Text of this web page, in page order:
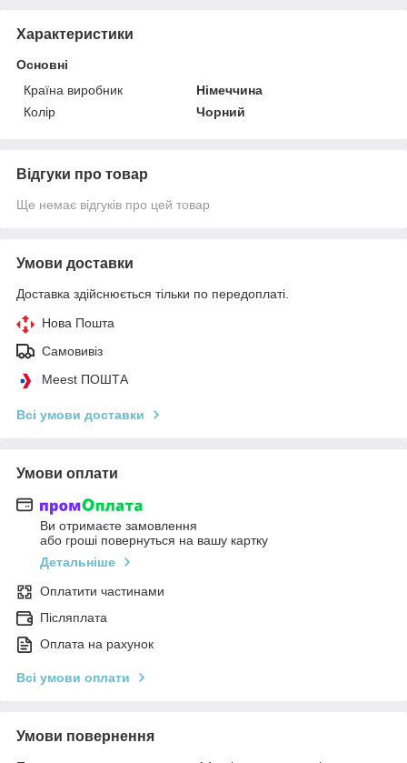
Характеристики
Основні
Країна виробник
Німеччина
Колір
Чорний
Відгуки про товар
Ще немає відгуків про цей товар
Умови доставки
Доставка здійснюється тільки по передоплаті.
Нова Пошта
Самовивіз
Meest ПОШТА
Всі умови доставки
Умови оплати
Ви отримаєте замовлення
або гроші повернуться на вашу картку
Детальніше
Оплатити частинами
Післяплата
Оплата на рахунок
Всі умови оплати
Умови повернення